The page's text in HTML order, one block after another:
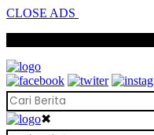
CLOSE ADS
✖